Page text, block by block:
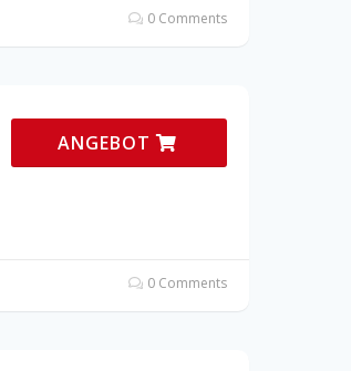
0 Comments
ANGEBOT
0 Comments